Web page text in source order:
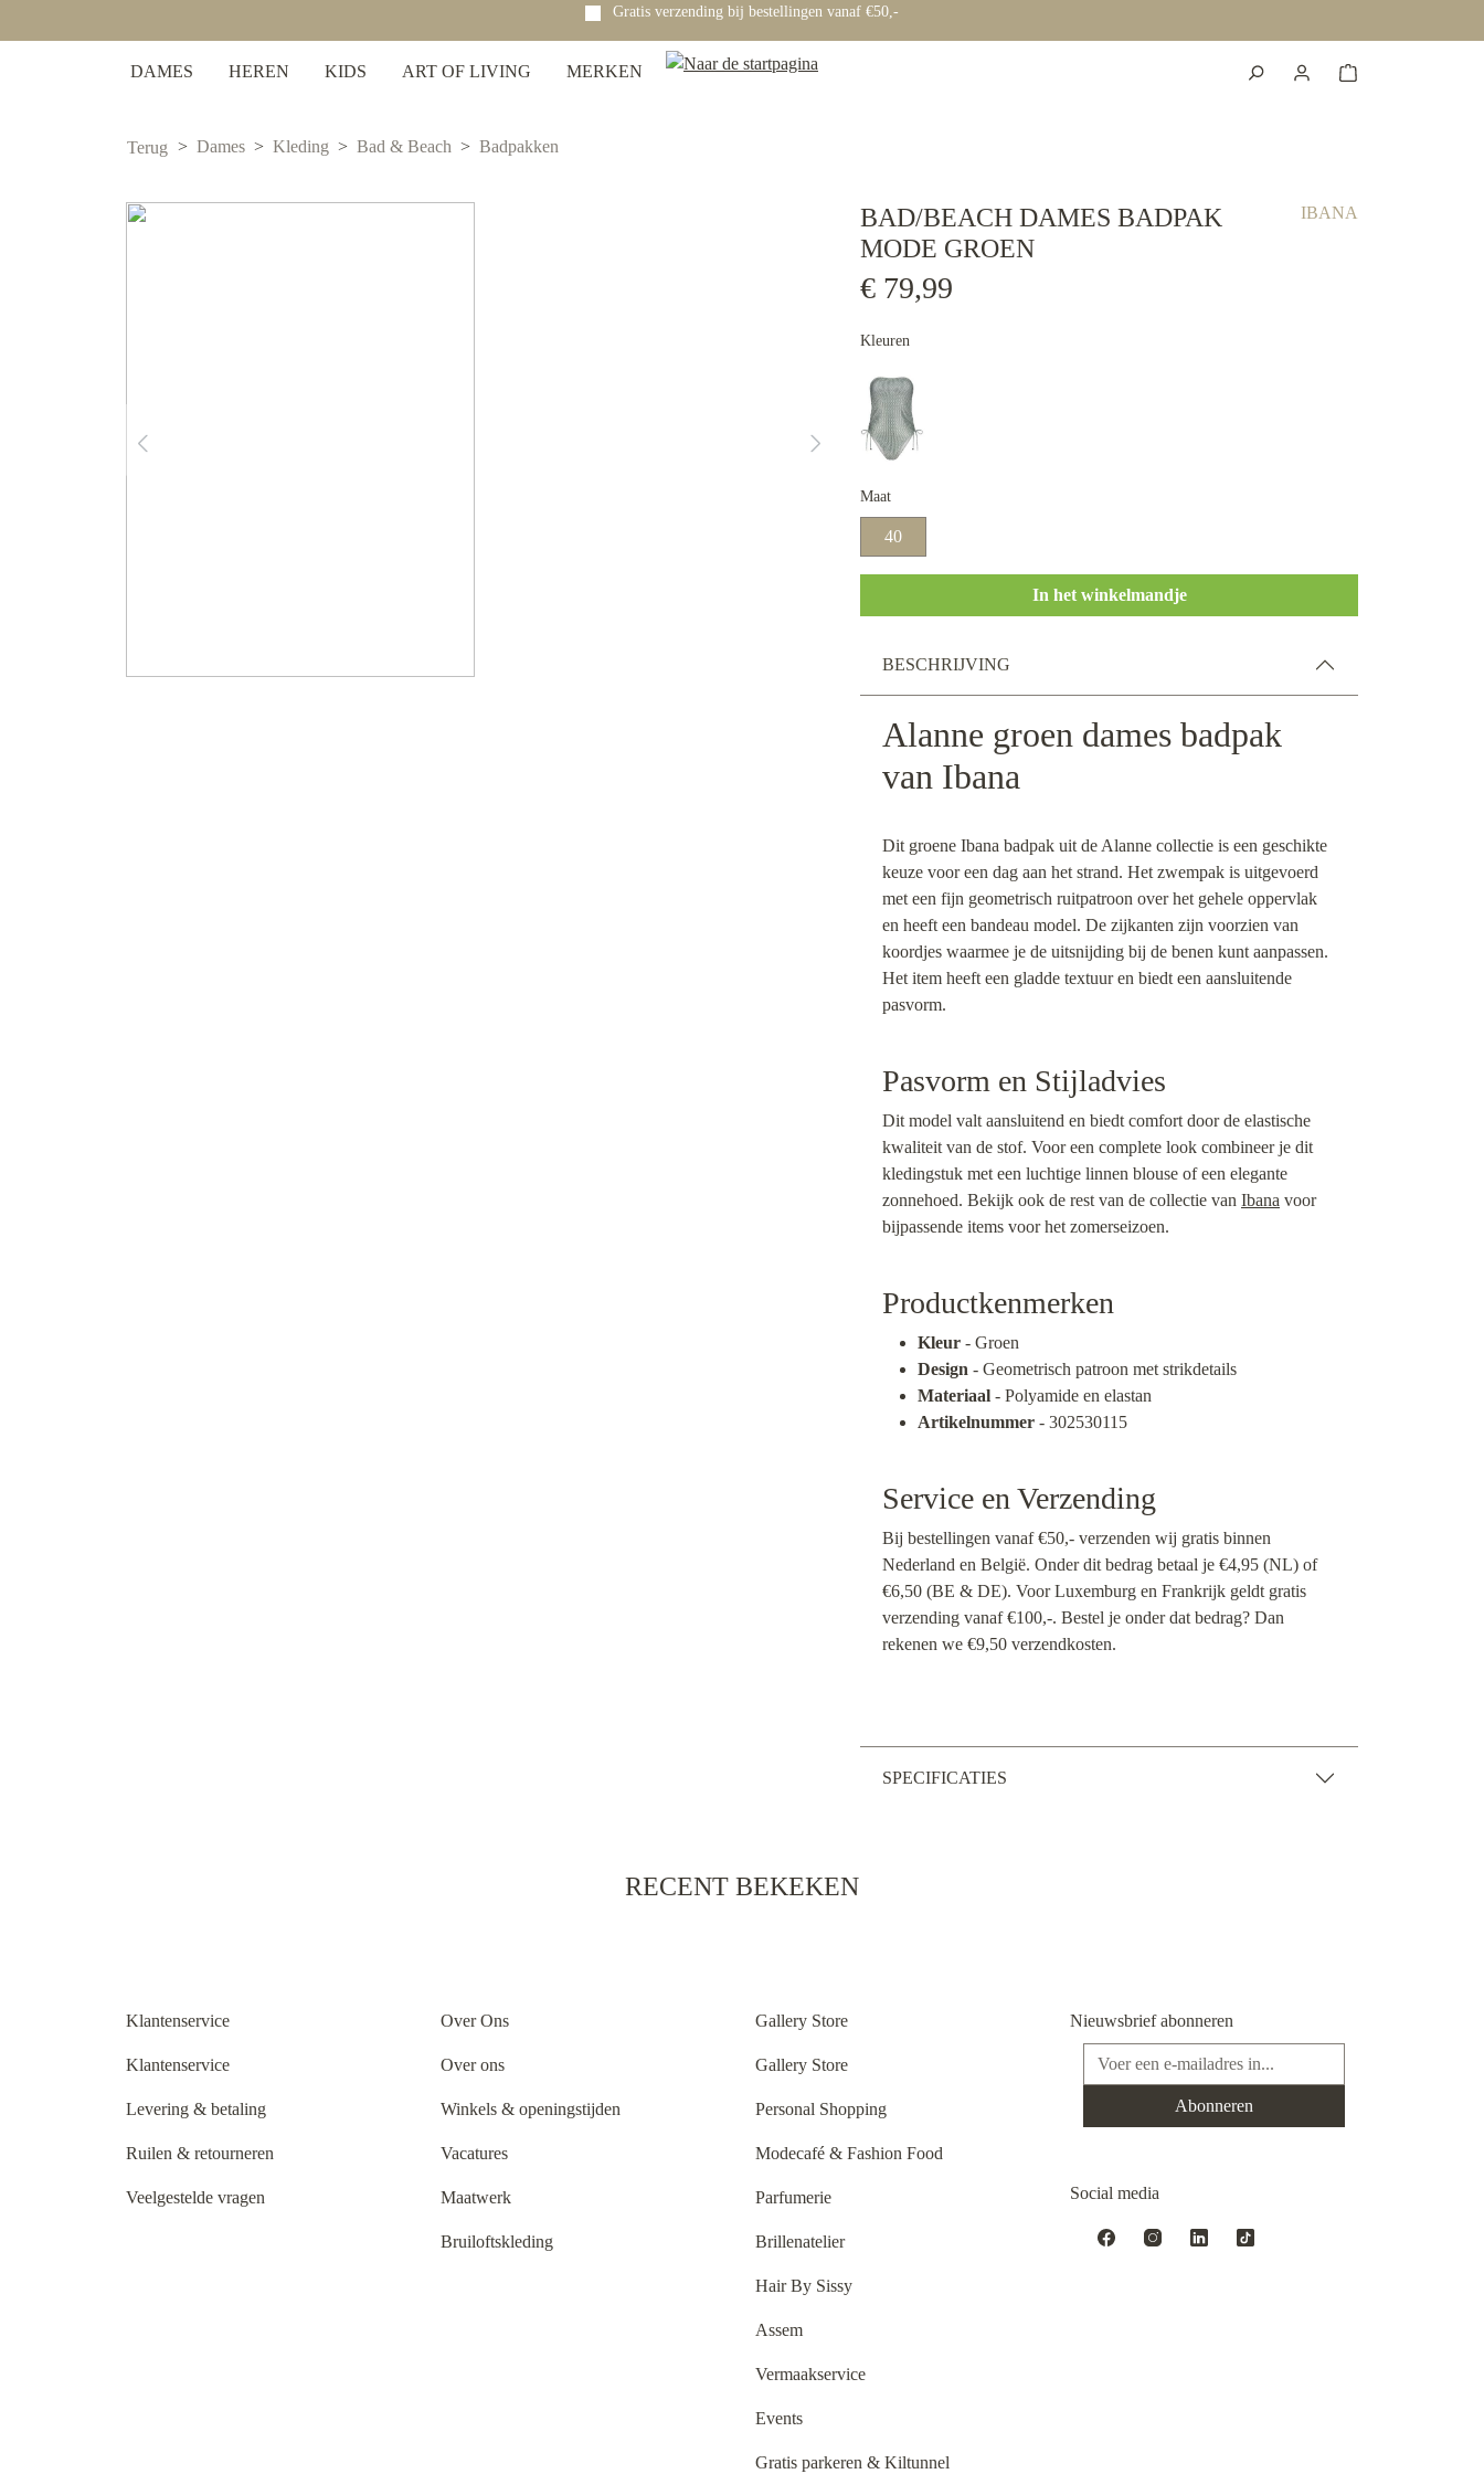
Gratis verzending bij bestellingen vanaf €50,-
DAMES HEREN KIDS ART OF LIVING MERKEN
Terug Dames Kleding Bad & Beach Badpakken
BAD/BEACH DAMES BADPAK
MODE GROEN
IBANA
€ 79,99
Kleuren
Maat
40
In het winkelmandje
BESCHRIJVING
Alanne groen dames badpak
van Ibana
Dit groene Ibana badpak uit de Alanne collectie is een geschikte
keuze voor een dag aan het strand. Het zwempak is uitgevoerd
met een fijn geometrisch ruitpatroon over het gehele oppervlak
en heeft een bandeau model. De zijkanten zijn voorzien van
koordjes waarmee je de uitsnijding bij de benen kunt aanpassen.
Het item heeft een gladde textuur en biedt een aansluitende
pasvorm.
Pasvorm en Stijladvies
Dit model valt aansluitend en biedt comfort door de elastische
kwaliteit van de stof. Voor een complete look combineer je dit
kledingstuk met een luchtige linnen blouse of een elegante
zonnehoed. Bekijk ook de rest van de collectie van Ibana voor
bijpassende items voor het zomerseizoen.
Productkenmerken
Kleur - Groen
Design - Geometrisch patroon met strikdetails
Materiaal - Polyamide en elastan
Artikelnummer - 302530115
Service en Verzending
Bij bestellingen vanaf €50,- verzenden wij gratis binnen
Nederland en België. Onder dit bedrag betaal je €4,95 (NL) of
€6,50 (BE & DE). Voor Luxemburg en Frankrijk geldt gratis
verzending vanaf €100,-. Bestel je onder dat bedrag? Dan
rekenen we €9,50 verzendkosten.
SPECIFICATIES
RECENT BEKEKEN
Klantenservice
Klantenservice
Levering & betaling
Ruilen & retourneren
Veelgestelde vragen
Over Ons
Over ons
Winkels & openingstijden
Vacatures
Maatwerk
Bruiloftskleding
Gallery Store
Gallery Store
Personal Shopping
Modecafé & Fashion Food
Parfumerie
Brillenatelier
Hair By Sissy
Assem
Vermaakservice
Events
Gratis parkeren & Kiltunnel
Nieuwsbrief abonneren
E-mailadres*
Abonneren
Social media